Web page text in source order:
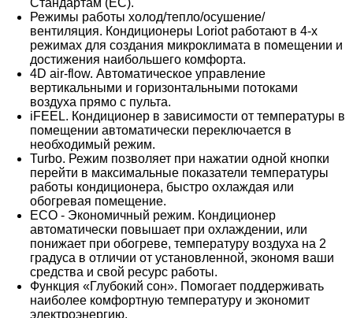
Стандартам (ЕС).
Режимы работы холод/тепло/осушение/
вентиляция. Кондиционеры Loriot работают в 4-х
режимах для создания микроклимата в помещении и
достижения наибольшего комфорта.
4D air-flow. Автоматическое управление
вертикальными и горизонтальными потоками
воздуха прямо с пульта.
iFEEL. Кондиционер в зависимости от температуры в
помещении автоматически переключается в
необходимый режим.
Turbo. Режим позволяет при нажатии одной кнопки
перейти в максимальные показатели температуры
работы кондиционера, быстро охлаждая или
обогревая помещение.
ECO - Экономичный режим. Кондиционер
автоматически повышает при охлаждении, или
понижает при обогреве, температуру воздуха на 2
градуса в отличии от установленной, экономя ваши
средства и свой ресурс работы.
Функция «Глубокий сон». Помогает поддерживать
наиболее комфортную температуру и экономит
электроэнергию.